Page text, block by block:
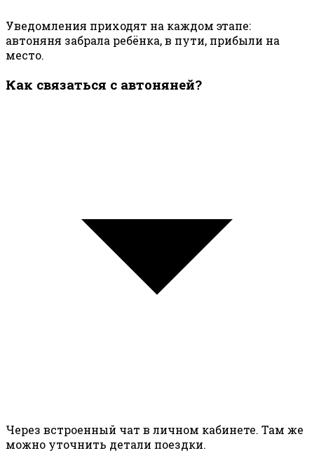
Уведомления приходят на каждом этапе:
автоняня забрала ребёнка, в пути, прибыли на
место.
Как связаться с автоняней?
Через встроенный чат в личном кабинете. Там же
можно уточнить детали поездки.